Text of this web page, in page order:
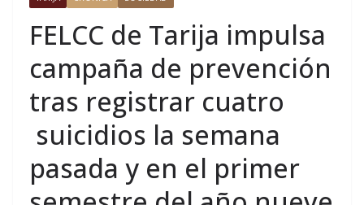
FELCC de Tarija impulsa
campaña de prevención
tras registrar cuatro
suicidios la semana
pasada y en el primer